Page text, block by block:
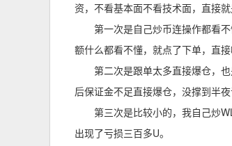
资，不看基本面不看技术面，直接就
第一次是自己炒币连操作都看
额什么都看不懂，就点了下单，直
第二次是跟单太多直接爆仓，
后保证金不足直接爆仓，没撑到半夜
第三次是比较小的，我自己炒
出现了亏损三百多U。